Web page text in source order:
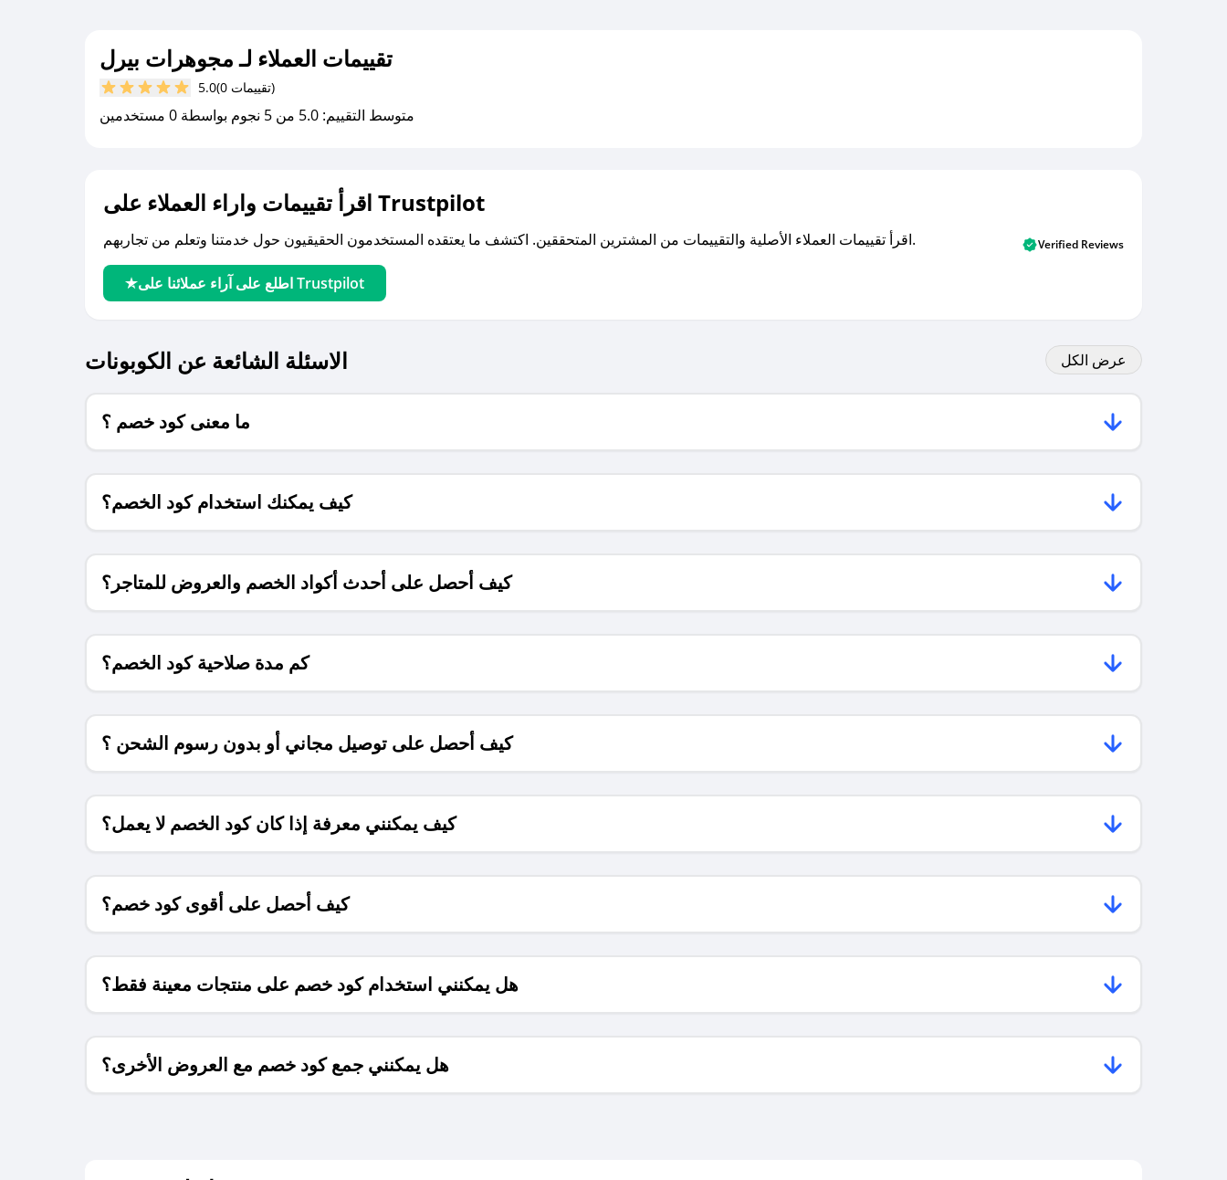
تقييمات العملاء لـ مجوهرات بيرل
5.0 (0 تقييمات)
متوسط التقييم: 5.0 من 5 نجوم بواسطة 0 مستخدمين
اقرأ تقييمات واراء العملاء على Trustpilot
اقرأ تقييمات العملاء الأصلية والتقييمات من المشترين المتحققين. اكتشف ما يعتقده المستخدمون الحقيقيون حول خدمتنا وتعلم من تجاربهم.
اطلع على آراء عملائنا على Trustpilot
Verified Reviews
الاسئلة الشائعة عن الكوبونات عرض الكل
ما معنى كود خصم ؟
كيف يمكنك استخدام كود الخصم؟
كيف أحصل على أحدث أكواد الخصم والعروض للمتاجر؟
كم مدة صلاحية كود الخصم؟
كيف أحصل على توصيل مجاني أو بدون رسوم الشحن ؟
كيف يمكنني معرفة إذا كان كود الخصم لا يعمل؟
كيف أحصل على أقوى كود خصم؟
هل يمكنني استخدام كود خصم على منتجات معينة فقط؟
هل يمكنني جمع كود خصم مع العروض الأخرى؟